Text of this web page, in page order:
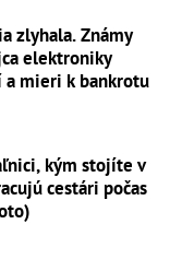
zlyhala. Známy
elektroniky
mieri k bankrotu
kým stojíte v
cestári počas